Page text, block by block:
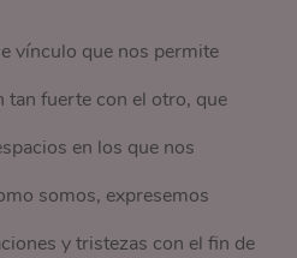
vínculo que nos permite
tan fuerte con el otro, que
en los que nos
somos, expresemos
y tristezas con el fin de